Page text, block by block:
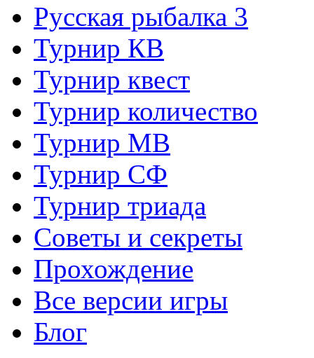
Русская рыбалка 3
Турнир КВ
Турнир квест
Турнир количество
Турнир МВ
Турнир СФ
Турнир триада
Советы и секреты
Прохождение
Все версии игры
Блог